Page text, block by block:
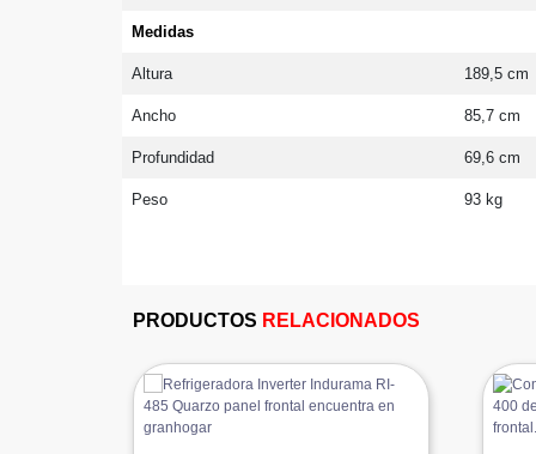
Medidas
Altura 189,5 cm
Ancho 85,7 cm
Profundidad 69,6 cm
Peso 93 kg
PRODUCTOS RELACIONADOS